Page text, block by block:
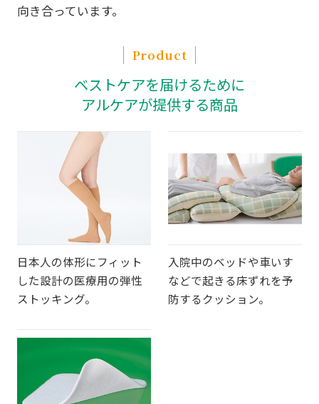
向き合っています。
Product
ベストケアを届けるために
アルケアが提供する商品
日本人の体形にフィット
した設計の医療用の弾性
ストッキング。
入院中のベッドや車いす
などで起きる床ずれを予
防するクッション。